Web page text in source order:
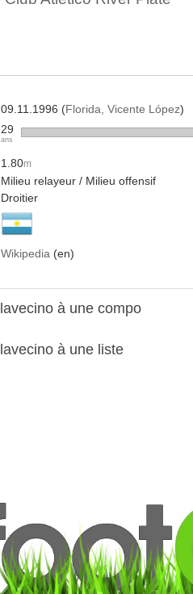
09.11.1996 (Florida, Vicente López)
29
ans
1.80m
Milieu relayeur / Milieu offensif
Droitier
Wikipedia (en)
à une compo
à une liste